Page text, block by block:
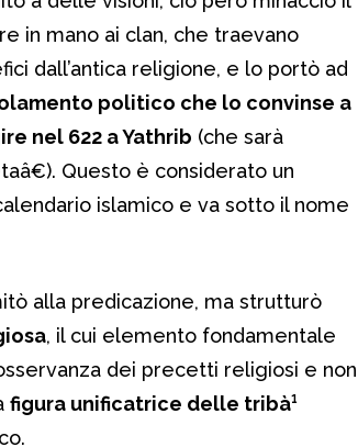
in mano ai clan, che traevano
dall’antica religione, e lo portò ad
politico che lo convinse a
nel 622 a Yathrib (che sarà
Questo è considerato un
islamico e va sotto il nome
alla predicazione, ma strutturò
, il cui elemento fondamentale
dei precetti religiosi e non
figura unificatrice delle tribà¹